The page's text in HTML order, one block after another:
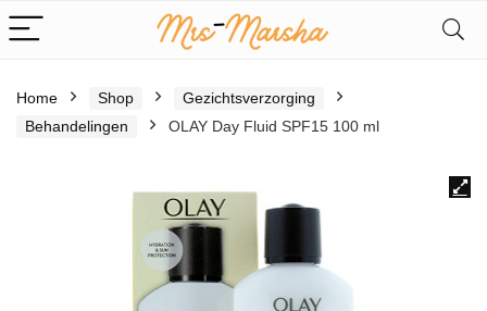
Home Shop
Gezichtsverzorging
Behandelingen
OLAY Day Fluid SPF15 100 ml